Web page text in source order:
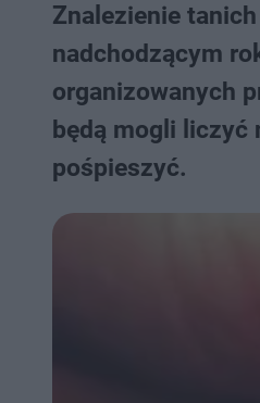
Znalezienie
nadchodzącym
organizowanych
będą mogli liczyć
pośpieszyć.